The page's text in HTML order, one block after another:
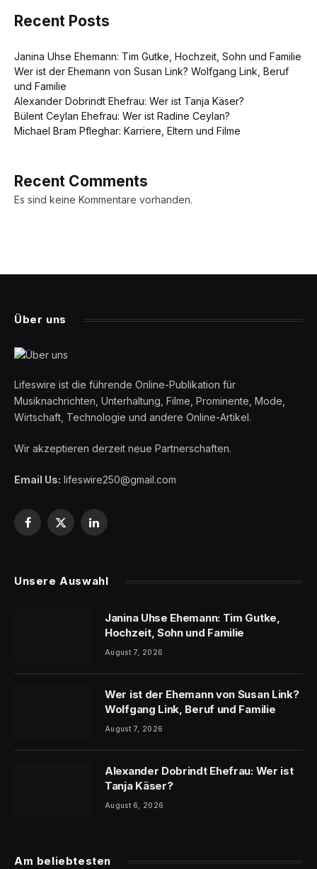
Recent Posts
Janina Uhse Ehemann: Tim Gutke, Hochzeit, Sohn und Familie
Wer ist der Ehemann von Susan Link? Wolfgang Link, Beruf
und Familie
Alexander Dobrindt Ehefrau: Wer ist Tanja Käser?
Bülent Ceylan Ehefrau: Wer ist Radine Ceylan?
Michael Bram Pfleghar: Karriere, Eltern und Filme
Recent Comments
Es sind keine Kommentare vorhanden.
Über uns
Lifeswire ist die führende Online-Publikation für
Musiknachrichten, Unterhaltung, Filme, Prominente, Mode,
Wirtschaft, Technologie und andere Online-Artikel.
Wir akzeptieren derzeit neue Partnerschaften.
Email Us: lifeswire250@gmail.com
Facebook
X
LinkedIn
Unsere Auswahl
Janina Uhse Ehemann: Tim Gutke,
Hochzeit, Sohn und Familie
August 7, 2026
Wer ist der Ehemann von Susan Link?
Wolfgang Link, Beruf und Familie
August 7, 2026
Alexander Dobrindt Ehefrau: Wer ist
Tanja Käser?
August 6, 2026
Am beliebtesten